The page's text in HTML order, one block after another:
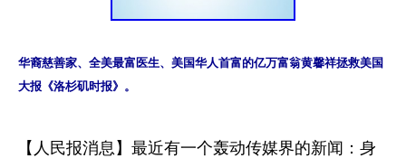
华裔慈善家、全美最富医生、美国华人首富的亿万富翁黄馨祥拯救美国
大报《洛杉矶时报》。
【人民报消息】最近有一个轰动传媒界的新闻：身